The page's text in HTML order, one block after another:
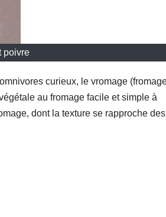
poivre
curieux, le vromage
au fromage facile et simple à
dont la texture se rapproche des